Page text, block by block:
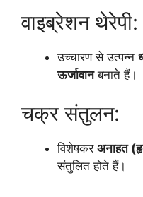
वाइब्रेशन थेरेपी:
उच्चारण से उत्पन्न
ऊर्जावानबनाते हैं।
चक्र संतुलन:
विशेषकर अनाहत
संतुलित होते हैं।